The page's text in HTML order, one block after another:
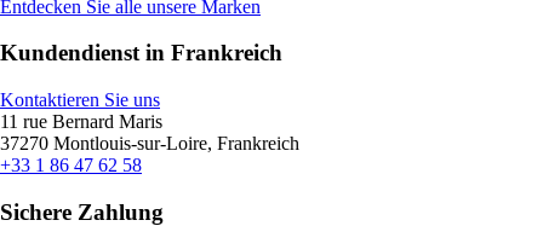
Entdecken Sie alle unsere Marken
Kundendienst in Frankreich
Kontaktieren Sie uns
11 rue Bernard Maris
37270 Montlouis-sur-Loire, Frankreich
+33 1 86 47 62 58
Sichere Zahlung